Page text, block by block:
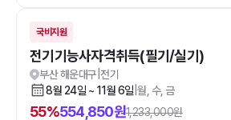
국비지원
전기기능사자격취득(필기/실기)
부산 해운대구 전기
8월 24일 ~ 11월 6일 월, 수, 금
55%554,850원1,233,000원